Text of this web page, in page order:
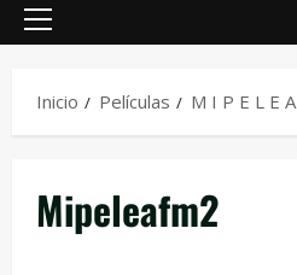
Inicio Películas M I P E L E A
Mipeleafm2